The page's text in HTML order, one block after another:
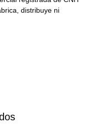
distribuye ni